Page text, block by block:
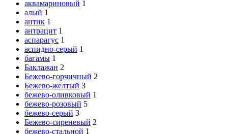
аквамариновый 1
алый 1
антик 1
антрацит 1
аспарагус 1
аспидно-серый 1
багамы 1
Баклажан 2
Бежево-горчичный 2
Бежево-желтый 3
бежево-оливковый 1
бежево-розовый 5
бежево-серый 3
Бежево-сиреневый 2
бежево-стальной 1